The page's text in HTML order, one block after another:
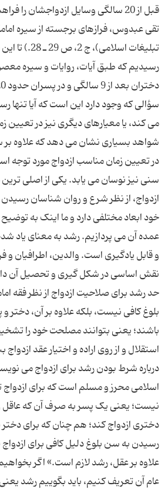
قبل از 20 سالگى وسایل ازدواجشان
تقى عبدوس، فرازهاى برجسته از سیره
تبلیغات
رسیدیم که طبق آیات، روایات و سیره
سؤالى که وجود دارد این است که آیا تنها
مى کند، یا معیارهاى دیگرى نیز در تعیین
شواهد بسیارى نشان مى دهد که علاوه
در تعیین زمان مناسب ازدواج مورد توجه
سنى نیز نوسان مى یابد. یکى از اصلى
ازدواج، از نظر شرع و روان شناسان
خود ابعاد مختلفى دارد و ما اینک به
عمده آن مى پردازیم. رشد به معناى یاد
و قابل یادگیرى است. والدین، اطرافیان
نقش اساسى در شکل گیرى و تحصیل آن
حد رشد براى صلاحیت ازدواج از نظر فقه
بلوغ کافى نیست، بلکه علاوه بر آن، دختر
باشند؛ یعنى بتوانند مصلحت خود را
استقلال و از روى اراده و اختیار عقد
درباره شرط بودن رشد براى ازدواج مى
اسلامى محرز و مسلم است که براى ازدواج
نیست؛ یعنى یک پسر به صرف آن که عاقل و
دخترى ازدواج کند؛ هم چنان که براى دختر
رسیدن به سن بلوغ دلیل کافى براى ازدواج
علاوه بر عقل، رشد لازم است.» اگر
عام آن تعریف کنیم، باید بگوییم رشد